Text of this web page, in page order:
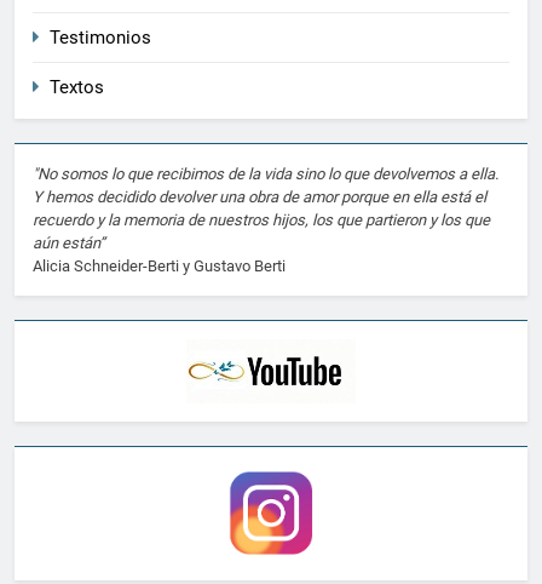
Testimonios
Textos
"No somos lo que recibimos de la vida sino lo que devolvemos a ella.
Y hemos decidido devolver una obra de amor porque en ella está el
recuerdo y la memoria de nuestros hijos, los que partieron y los que
aún están”
Alicia Schneider-Berti y Gustavo Berti